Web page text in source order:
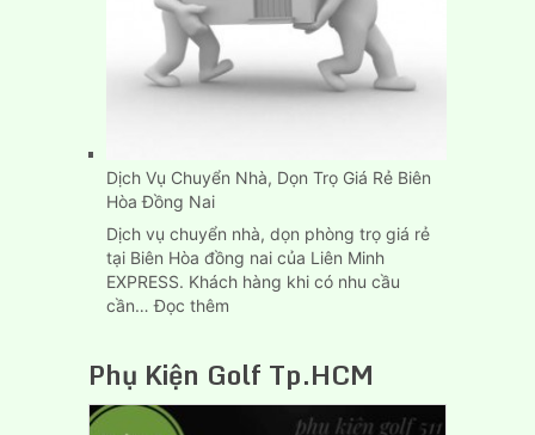
Dịch Vụ Chuyển Nhà, Dọn Trọ Giá Rẻ Biên
Hòa Đồng Nai
Dịch vụ chuyển nhà, dọn phòng trọ giá rẻ
tại Biên Hòa đồng nai của Liên Minh
EXPRESS. Khách hàng khi có nhu cầu
cần…Đọc thêm:
Chuyển
Nhà,
Phụ Kiện Golf Tp.HCM